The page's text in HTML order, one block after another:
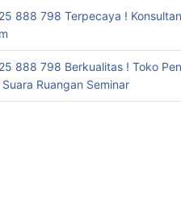
888 798 Terpecaya !
888 798 Berkualitas ! Toko
Ruangan Seminar